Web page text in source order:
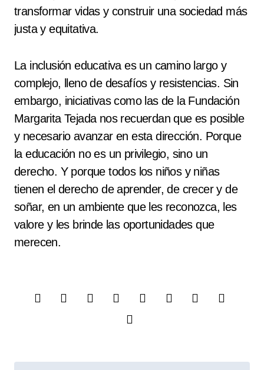
transformar vidas y construir una sociedad más
justa y equitativa.
La inclusión educativa es un camino largo y
complejo, lleno de desafíos y resistencias. Sin
embargo, iniciativas como las de la Fundación
Margarita Tejada nos recuerdan que es posible
y necesario avanzar en esta dirección. Porque
la educación no es un privilegio, sino un
derecho. Y porque todos los niños y niñas
tienen el derecho de aprender, de crecer y de
soñar, en un ambiente que les reconozca, les
valore y les brinde las oportunidades que
merecen.